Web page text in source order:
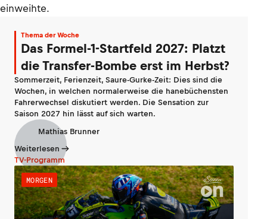
einweihte.
Thema der Woche
Das Formel-1-Startfeld 2027: Platzt
die Transfer-Bombe erst im Herbst?
Sommerzeit, Ferienzeit, Saure-Gurke-Zeit: Dies sind die
Wochen, in welchen normalerweise die hanebüchensten
Fahrerwechsel diskutiert werden. Die Sensation zur
Saison 2027 hin lässt auf sich warten.
Mathias Brunner
Weiterlesen
TV-Programm
MORGEN